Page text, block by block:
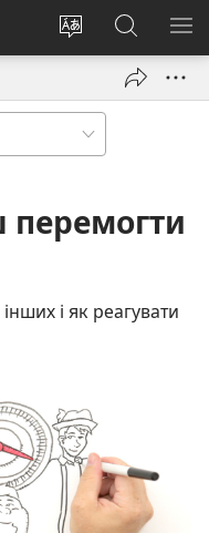
Змінити
Увійти
(відкривається
вікні)
Пошук
на
сайті
перемогти
і як реагувати